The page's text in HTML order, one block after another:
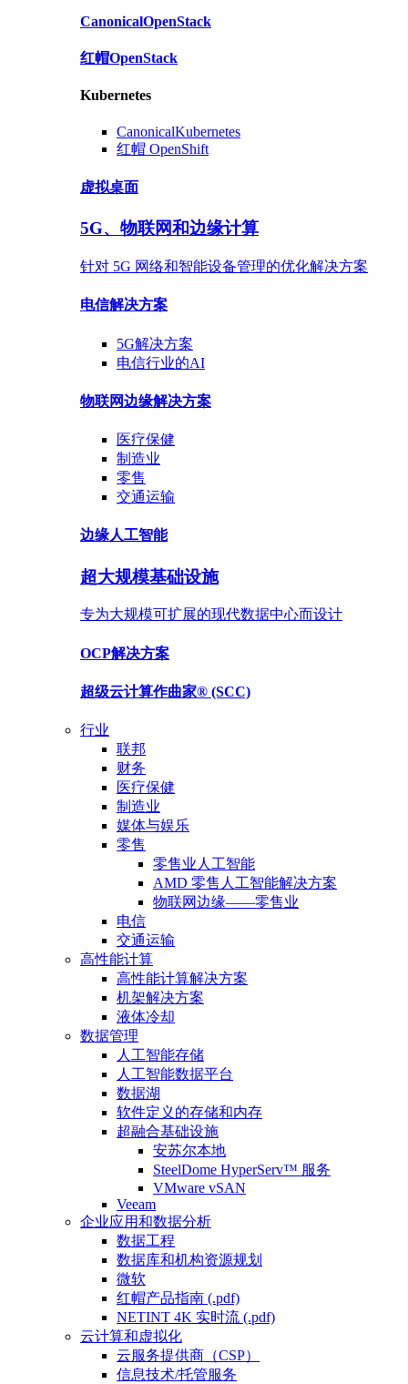
CanonicalOpenStack
红帽OpenStack
Kubernetes
CanonicalKubernetes
红帽 OpenShift
虚拟桌面
5G、物联网和边缘计算
针对 5G 网络和智能设备管理的优化解决方案
电信解决方案
5G解决方案
电信行业的AI
物联网边缘解决方案
医疗保健
制造业
零售
交通运输
边缘人工智能
超大规模基础设施
专为大规模可扩展的现代数据中心而设计
OCP解决方案
超级云计算作曲家® (SCC)
行业
联邦
财务
医疗保健
制造业
媒体与娱乐
零售
零售业人工智能
AMD 零售人工智能解决方案
物联网边缘——零售业
电信
交通运输
高性能计算
高性能计算解决方案
机架解决方案
液体冷却
数据管理
人工智能存储
人工智能数据平台
数据湖
软件定义的存储和内存
超融合基础设施
安苏尔本地
SteelDome HyperServ™ 服务
VMware vSAN
Veeam
企业应用和数据分析
数据工程
数据库和机构资源规划
微软
红帽产品指南 (.pdf)
NETINT 4K 实时流 (.pdf)
云计算和虚拟化
云服务提供商（CSP）
信息技术/托管服务